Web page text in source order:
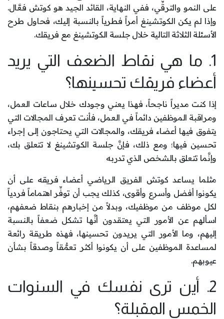
على النمو والترقِّي، ففي النهاية، القائد الجيد هو كوتش فعَّال.
وإذا لم يكن الكوتشينغ أمراً فطرياً بالنسبة إليك، فحاول طرح
الأسئلة الثلاثة التالية خلال جلسة الكوتشينغ مع فريقك.
1. ما هي نقاط الضعف التي يريد
أعضاء فريقك تحسينها؟
إذا كنت مديراً ناجحاً، فهذا يعني وجودك خلال ساعات العمل،
ومراقبة الموظفين دائماً في العمل، فأنت تعرف المجالات التي
يتفوق فيها أعضاء فريقك، والمجالات التي يحتاجون إلى إجراء
تحسين فيها؛ ومع ذلك، فإنَّ جلسة الكوتشينغ لا تتعلق بك،
وإنَّما تتعلق بالشخص الذي تدربه
مثلما يساعد كوتش الفريق الرياضي أعضاء فريقه على أن
يكونوا أفضل وأسرع وأقوى، كذلك يجب أن توفِّر اهتماماً فردياً
لكل موظف من موظفيك، وبدلاً من إخبارهم بنقاط ضعفهم،
اسألهم عن الأمور التي يعتقدون أنَّها تشكل ضعفاً بالنسبة
إليهم، وما الأمور التي يريدون تحسينها، فهذه طريقة رائعة
لمساعدة الموظفين على أن يكونوا أكثر تعمُّقاً وصدقاً بشأن
عيوبهم.
2. أين ترى نفسك في السنوات
الخمس المقبلة؟